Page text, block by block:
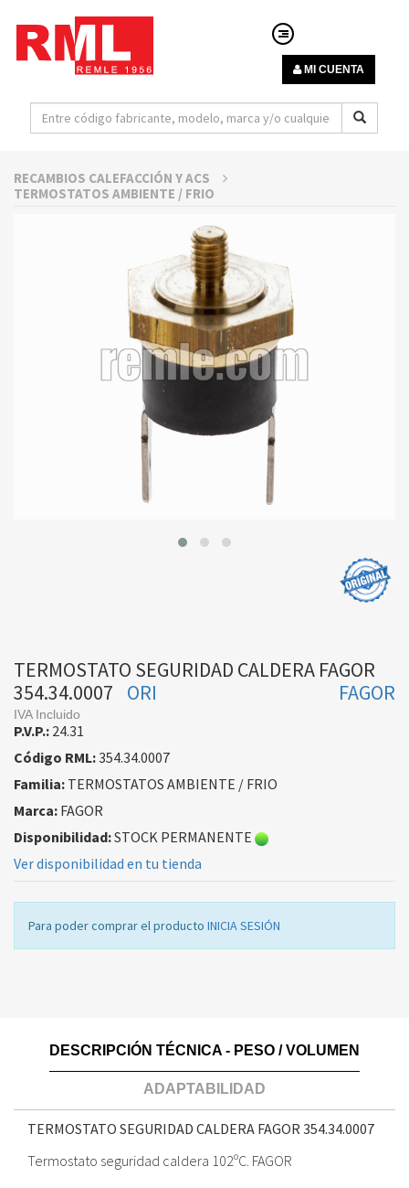
MI CUENTA
RECAMBIOS CALEFACCIÓN Y ACS
TERMOSTATOS AMBIENTE / FRIO
TERMOSTATO SEGURIDAD CALDERA FAGOR
354.34.0007
FAGOR
ORI
IVA Incluido
P.V.P.: 24.31
Código RML:354.34.0007
Familia: TERMOSTATOS AMBIENTE / FRIO
Marca: FAGOR
Disponibilidad:STOCK PERMANENTE
Ver disponibilidad en tu tienda
Para poder comprar el producto INICIA SESIÓN
DESCRIPCIÓN TÉCNICA - PESO / VOLUMEN
ADAPTABILIDAD
TERMOSTATO SEGURIDAD CALDERA FAGOR354.34.0007
Termostato seguridad caldera 102ºC. FAGOR